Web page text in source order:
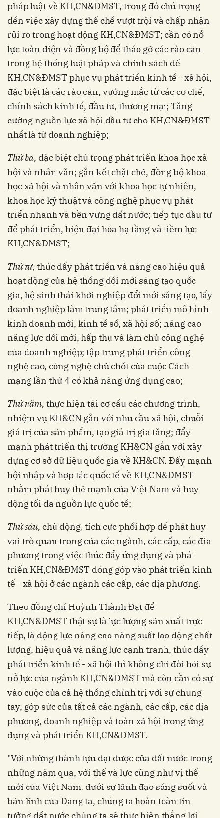
pháp luật về KH,CN&ĐMST, trong đó chú trọng
đến việc xây dựng thể chế vượt trội và chấp nhận
rủi ro trong hoạt động KH,CN&ĐMST; cần có nỗ
lực toàn diện và đồng bộ để tháo gỡ các rào cản
trong hệ thống luật pháp và chính sách để
KH,CN&ĐMST phục vụ phát triển kinh tế - xã hội,
đặc biệt là các rào cản, vướng mắc từ các cơ chế,
chính sách kinh tế, đầu tư, thương mại; Tăng
cường nguồn lực xã hội đầu tư cho KH,CN&ĐMST
nhất là từ doanh nghiệp;
Thứ ba, đặc biệt chú trọng phát triển khoa học xã
hội và nhân văn; gắn kết chặt chẽ, đồng bộ khoa
học xã hội và nhân văn với khoa học tự nhiên,
khoa học kỹ thuật và công nghệ phục vụ phát
triển nhanh và bền vững đất nước; tiếp tục đầu tư
để phát triển, hiện đại hóa hạ tầng và tiềm lực
KH,CN&ĐMST;
Thứ tư, thúc đẩy phát triển và nâng cao hiệu quả
hoạt động của hệ thống đổi mới sáng tạo quốc
gia, hệ sinh thái khởi nghiệp đổi mới sáng tạo, lấy
doanh nghiệp làm trung tâm; phát triển mô hình
kinh doanh mới, kinh tế số, xã hội số; nâng cao
năng lực đổi mới, hấp thụ và làm chủ công nghệ
của doanh nghiệp; tập trung phát triển công
nghệ cao, công nghệ chủ chốt của cuộc Cách
mạng lần thứ 4 có khả năng ứng dụng cao;
Thứ năm, thực hiện tái cơ cấu các chương trình,
nhiệm vụ KH&CN gắn với nhu cầu xã hội, chuỗi
giá trị của sản phẩm, tạo giá trị gia tăng; đẩy
mạnh phát triển thị trường KH&CN gắn với xây
dựng cơ sở dữ liệu quốc gia về KH&CN. Đẩy mạnh
hội nhập và hợp tác quốc tế về KH,CN&ĐMST
nhằm phát huy thế mạnh của Việt Nam và huy
động tối đa nguồn lực quốc tế;
Thứ sáu, chủ động, tích cực phối hợp để phát huy
vai trò quan trọng của các ngành, các cấp, các địa
phương trong việc thúc đẩy ứng dụng và phát
triển KH,CN&ĐMST đóng góp vào phát triển kinh
tế - xã hội ở các ngành các cấp, các địa phương.
Theo đồng chí Huỳnh Thành Đạt để
KH,CN&ĐMST thật sự là lực lượng sản xuất trực
tiếp, là động lực nâng cao năng suất lao động chất
lượng, hiệu quả và năng lực cạnh tranh, thúc đẩy
phát triển kinh tế - xã hội thì không chỉ đòi hỏi sự
nỗ lực của ngành KH,CN&ĐMST mà còn cần có sự
vào cuộc của cả hệ thống chính trị với sự chung
tay, góp sức của tất cả các ngành, các cấp, các địa
phương, doanh nghiệp và toàn xã hội trong ứng
dụng và phát triển KH,CN&ĐMST.
"Với những thành tựu đạt được của đất nước trong
những năm qua, với thế và lực cũng như vị thế
mới của Việt Nam, dưới sự lãnh đạo sáng suốt và
bản lĩnh của Đảng ta, chúng ta hoàn toàn tin
tưởng đất nước chúng ta sẽ thực hiện thắng lợi